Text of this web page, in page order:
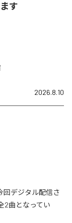
す
2026.8.10
回デジタル配信さ
2曲となってい